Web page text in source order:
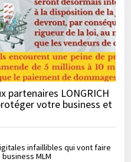
LONGRICH
votre business et
infaillibles qui vont faire
MLM